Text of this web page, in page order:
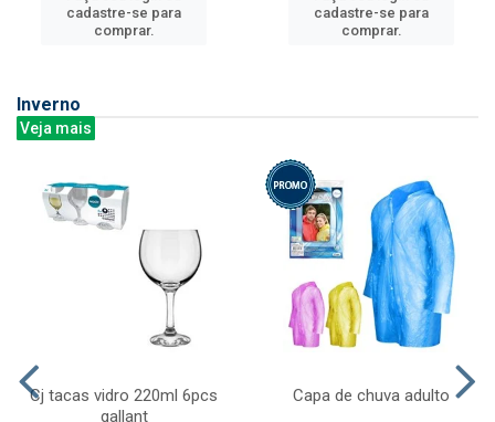
cadastre-se para
comprar.
cadastre-se para
comprar.
Inverno
Veja mais
Cj tacas vidro 220ml 6pcs
gallant
Capa de chuva adulto